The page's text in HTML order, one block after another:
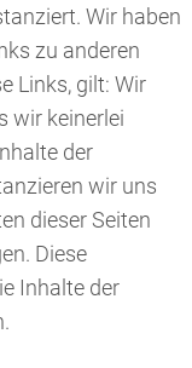
Wir haben
zu anderen
Links, gilt: Wir
wir keinerlei
der
wir uns
dieser Seiten
Diese
Inhalte der